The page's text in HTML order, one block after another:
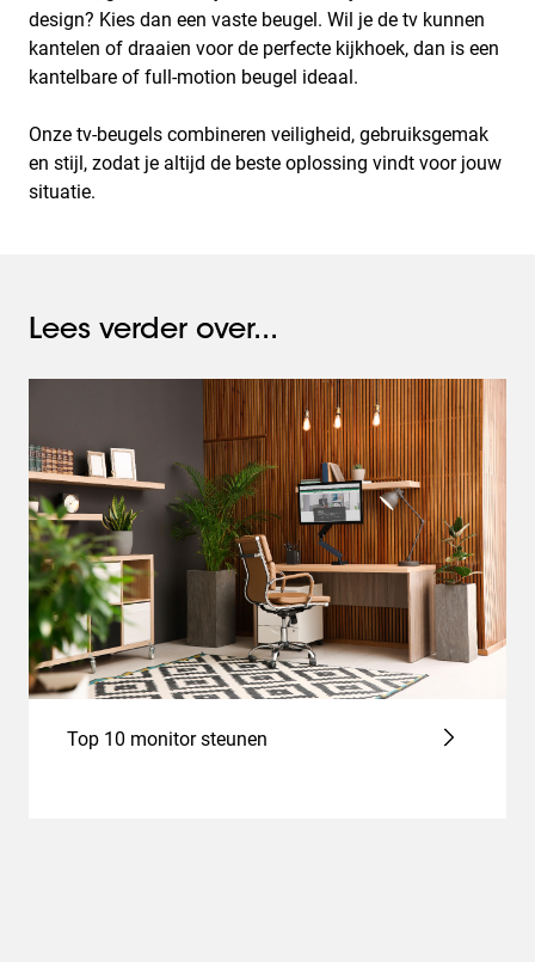
design? Kies dan een vaste beugel. Wil je de tv kunnen
kantelen of draaien voor de perfecte kijkhoek, dan is een
kantelbare of full-motion beugel ideaal.
Onze tv-beugels combineren veiligheid, gebruiksgemak
en stijl, zodat je altijd de beste oplossing vindt voor jouw
situatie.
Lees verder over...
Top 10 monitor steunen